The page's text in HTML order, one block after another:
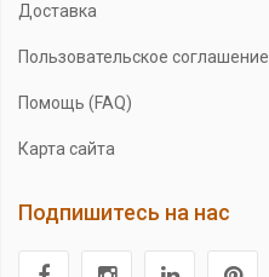
Доставка
Пользовательское соглашение
Помощь (FAQ)
Карта сайта
Подпишитесь на нас